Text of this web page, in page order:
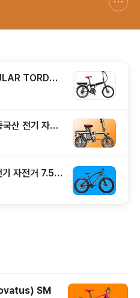
TORDO
교체
산 전기 자전
자전거 7.5A
SM